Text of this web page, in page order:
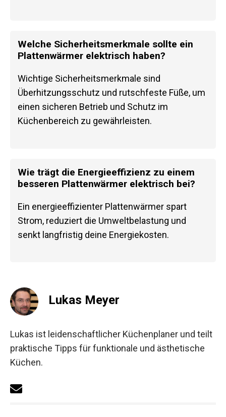
Welche Sicherheitsmerkmale sollte ein
Plattenwärmer elektrisch haben?
Wichtige Sicherheitsmerkmale sind
Überhitzungsschutz und rutschfeste Füße, um
einen sicheren Betrieb und Schutz im
Küchenbereich zu gewährleisten.
Wie trägt die Energieeffizienz zu einem
besseren Plattenwärmer elektrisch bei?
Ein energieeffizienter Plattenwärmer spart
Strom, reduziert die Umweltbelastung und
senkt langfristig deine Energiekosten.
Lukas Meyer
Lukas ist leidenschaftlicher Küchenplaner und teilt
praktische Tipps für funktionale und ästhetische
Küchen.